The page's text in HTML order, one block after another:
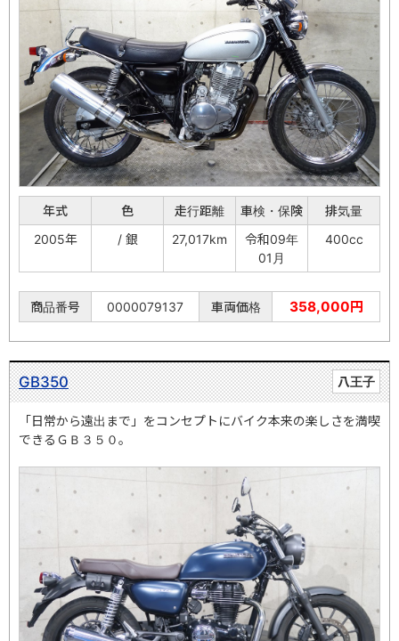
年式 色 走行距離 車検・保険
排気量
2005年
/ 銀 27,017km
令和09年
01月
400cc
商品番号 0000079137 車両価格 358,000円
八王子
GB350
「日常から遠出まで」をコンセプトにバイク本来の楽しさを満喫
できるＧＢ３５０。